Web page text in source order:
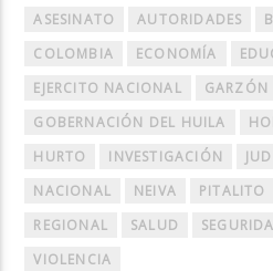
ASESINATO AUTORIDADES
COLOMBIA
ECONOMÍA
EJERCITO NACIONAL
GARZÓN
GOBERNACIÓN DEL HUILA
HURTO
INVESTIGACIÓN
NACIONAL
NEIVA PITALITO
REGIONAL
SALUD
VIOLENCIA